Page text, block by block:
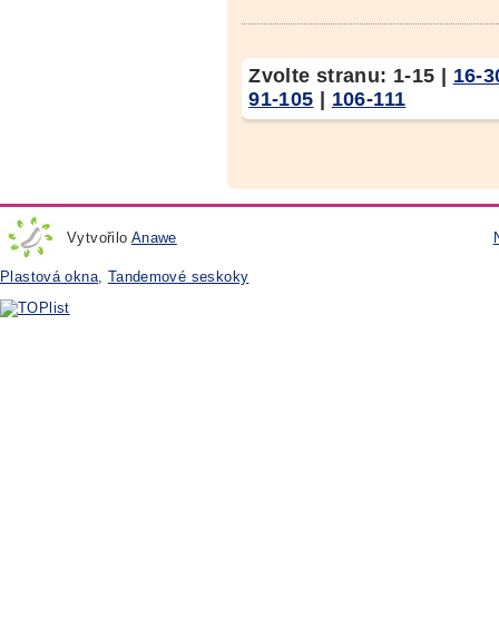
Zvolte stranu: 1-15
16-
91-105
106-111
Vytvořilo Anawe
Plastová okna, Tandemové seskoky